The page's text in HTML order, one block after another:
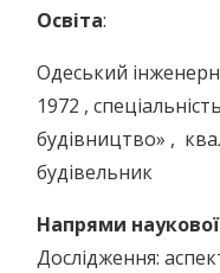
Освіта:
Одеський
1972 ,
будівництво» ,
будівельник
Напрями наукової
Дослідження: